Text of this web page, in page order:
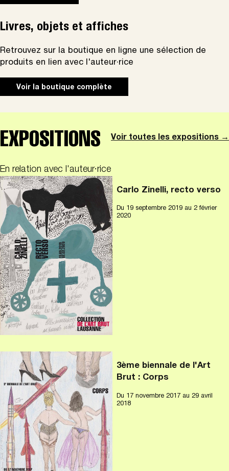
Livres, objets et affiches
Retrouvez sur la boutique en ligne une sélection de
produits en lien avec l'auteur·rice
Voir la boutique complète
EXPOSITIONS Voir toutes les expositions →
En relation avec l'auteur·rice
Carlo Zinelli, recto verso
Du 19 septembre 2019 au 2 février
2020
3ème biennale de l'Art
Brut : Corps
Du 17 novembre 2017 au 29 avril
2018